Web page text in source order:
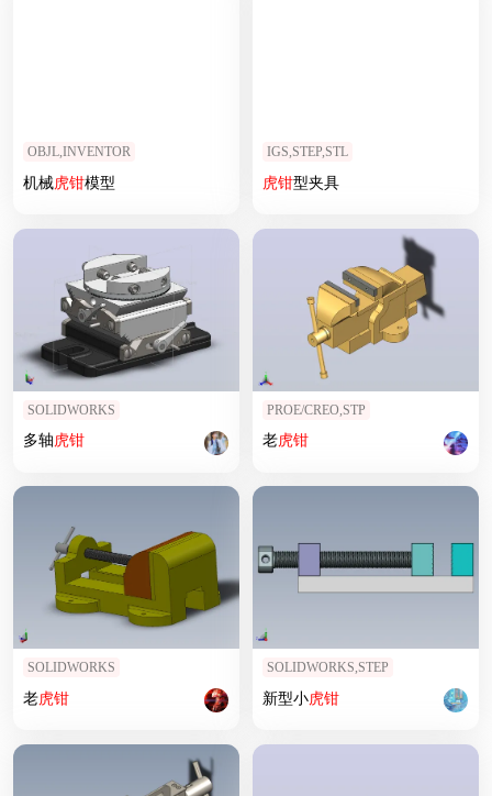
OBJL,INVENTOR
机械虎钳模型
IGS,STEP,STL
虎钳型夹具
SOLIDWORKS
多轴虎钳
PROE/CREO,STP
老虎钳
SOLIDWORKS
老虎钳
SOLIDWORKS,STEP
新型小虎钳